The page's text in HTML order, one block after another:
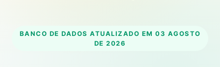
BANCO DE DADOS ATUALIZADO EM 03 AGOSTO
DE 2026